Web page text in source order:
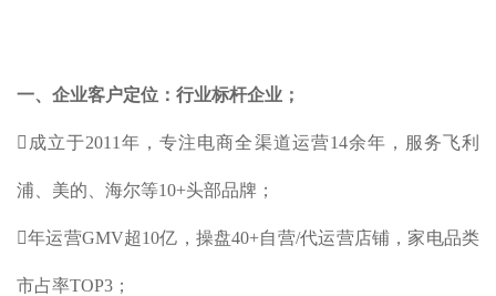
一、 企业客户定位：行业标杆企业；
成立于2011年，专注电商全渠道运营14余年，服务飞利
浦、美的、海尔等10+头部品牌；
年运营GMV超10亿，操盘40+自营/代运营店铺，家电品类
市占率TOP3；